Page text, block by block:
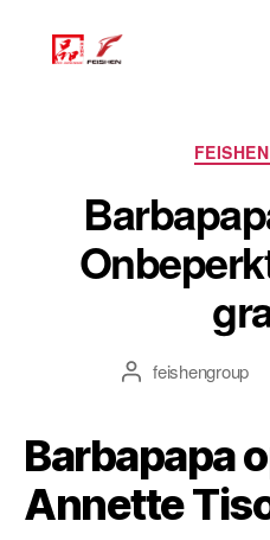
feishengroup
Barbapapa
Annette